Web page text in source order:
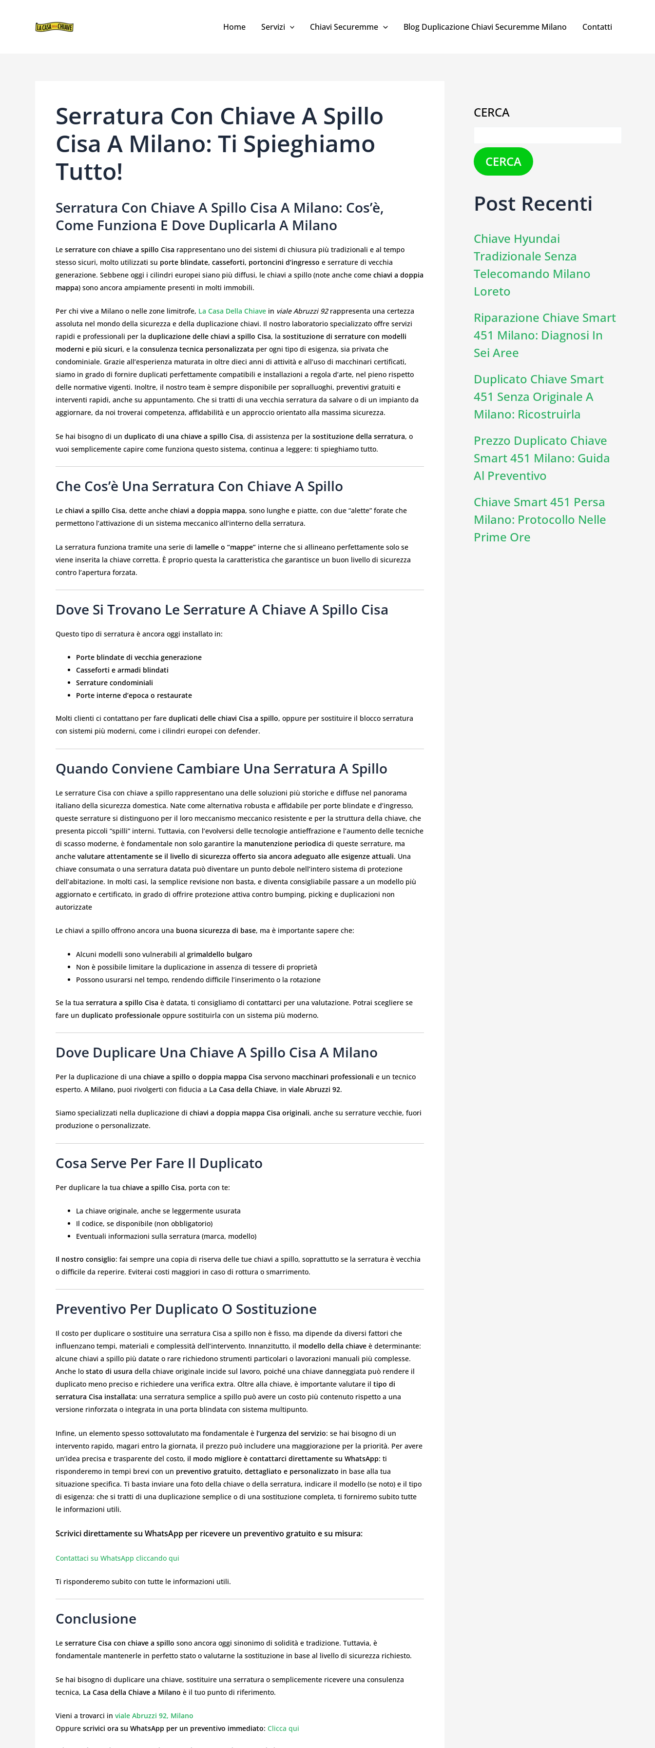
CONTENUTO
Home Servizi Chiavi Securemme Blog Duplicazione Chiavi Securemme Milano Contatti
Serratura Con Chiave A Spillo
Cisa A Milano: Ti Spieghiamo
Tutto!
Serratura Con Chiave A Spillo Cisa A Milano: Cos’è,
Come Funziona E Dove Duplicarla A Milano
Le serrature con chiave a spillo Cisa rappresentano uno dei sistemi di chiusura più tradizionali e al tempo
stesso sicuri, molto utilizzati su porte blindate, casseforti, portoncini d’ingresso e serrature di vecchia
generazione. Sebbene oggi i cilindri europei siano più diffusi, le chiavi a spillo (note anche come chiavi a doppia
mappa) sono ancora ampiamente presenti in molti immobili.
Per chi vive a Milano o nelle zone limitrofe, La Casa Della Chiave in viale Abruzzi 92rappresenta una certezza
assoluta nel mondo della sicurezza e della duplicazione chiavi. Il nostro laboratorio specializzato offre servizi
rapidi e professionali per la duplicazione delle chiavi a spillo Cisa, la sostituzione di serrature con modelli
moderni e più sicuri, e la consulenza tecnica personalizzata per ogni tipo di esigenza, sia privata che
condominiale. Grazie all’esperienza maturata in oltre dieci anni di attività e all’uso di macchinari certificati,
siamo in grado di fornire duplicati perfettamente compatibili e installazioni a regola d’arte, nel pieno rispetto
delle normative vigenti. Inoltre, il nostro team è sempre disponibile per sopralluoghi, preventivi gratuiti e
interventi rapidi, anche su appuntamento. Che si tratti di una vecchia serratura da salvare o di un impianto da
aggiornare, da noi troverai competenza, affidabilità e un approccio orientato alla massima sicurezza.
Se hai bisogno di un duplicato di una chiave a spillo Cisa, di assistenza per la sostituzione della serratura, o
vuoi semplicemente capire come funziona questo sistema, continua a leggere: ti spieghiamo tutto.
Che Cos’è Una Serratura Con Chiave A Spillo
Le chiavi a spillo Cisa, dette anche chiavi a doppia mappa, sono lunghe e piatte, con due “alette” forate che
permettono l’attivazione di un sistema meccanico all’interno della serratura.
La serratura funziona tramite una serie di lamelle o “mappe” interne che si allineano perfettamente solo se
viene inserita la chiave corretta. È proprio questa la caratteristica che garantisce un buon livello di sicurezza
contro l’apertura forzata.
Dove Si Trovano Le Serrature A Chiave A Spillo Cisa
Questo tipo di serratura è ancora oggi installato in:
Porte blindate di vecchia generazione
Casseforti e armadi blindati
Serrature condominiali
Porte interne d’epoca o restaurate
Molti clienti ci contattano per fare duplicati delle chiavi Cisa a spillo, oppure per sostituire il blocco serratura
con sistemi più moderni, come i cilindri europei con defender.
Quando Conviene Cambiare Una Serratura A Spillo
Le serrature Cisa con chiave a spillo rappresentano una delle soluzioni più storiche e diffuse nel panorama
italiano della sicurezza domestica. Nate come alternativa robusta e affidabile per porte blindate e d’ingresso,
queste serrature si distinguono per il loro meccanismo meccanico resistente e per la struttura della chiave, che
presenta piccoli “spilli” interni. Tuttavia, con l’evolversi delle tecnologie antieffrazione e l’aumento delle tecniche
di scasso moderne, è fondamentale non solo garantire la manutenzione periodica di queste serrature, ma
anche valutare attentamente se il livello di sicurezza offerto sia ancora adeguato alle esigenze attuali. Una
chiave consumata o una serratura datata può diventare un punto debole nell’intero sistema di protezione
dell’abitazione. In molti casi, la semplice revisione non basta, e diventa consigliabile passare a un modello più
aggiornato e certificato, in grado di offrire protezione attiva contro bumping, picking e duplicazioni non
autorizzate
Le chiavi a spillo offrono ancora una buona sicurezza di base, ma è importante sapere che:
Alcuni modelli sono vulnerabili al grimaldello bulgaro
Non è possibile limitare la duplicazione in assenza di tessere di proprietà
Possono usurarsi nel tempo, rendendo difficile l’inserimento o la rotazione
Se la tua serratura a spillo Cisa è datata, ti consigliamo di contattarci per una valutazione. Potrai scegliere se
fare un duplicato professionale oppure sostituirla con un sistema più moderno.
Dove Duplicare Una Chiave A Spillo Cisa A Milano
Per la duplicazione di una chiave a spillo o doppia mappa Cisa servono macchinari professionali e un tecnico
esperto. A Milano, puoi rivolgerti con fiducia a La Casa della Chiave, in viale Abruzzi 92.
Siamo specializzati nella duplicazione di chiavi a doppia mappa Cisa originali, anche su serrature vecchie, fuori
produzione o personalizzate.
Cosa Serve Per Fare Il Duplicato
Per duplicare la tua chiave a spillo Cisa, porta con te:
La chiave originale, anche se leggermente usurata
Il codice, se disponibile (non obbligatorio)
Eventuali informazioni sulla serratura (marca, modello)
Il nostro consiglio: fai sempre una copia di riserva delle tue chiavi a spillo, soprattutto se la serratura è vecchia
o difficile da reperire. Eviterai costi maggiori in caso di rottura o smarrimento.
Preventivo Per Duplicato O Sostituzione
Il costo per duplicare o sostituire una serratura Cisa a spillo non è fisso, ma dipende da diversi fattori che
influenzano tempi, materiali e complessità dell’intervento. Innanzitutto, il modello della chiave è determinante:
alcune chiavi a spillo più datate o rare richiedono strumenti particolari o lavorazioni manuali più complesse.
Anche lo stato di usura della chiave originale incide sul lavoro, poiché una chiave danneggiata può rendere il
duplicato meno preciso e richiedere una verifica extra. Oltre alla chiave, è importante valutare il tipo di
serratura Cisa installata: una serratura semplice a spillo può avere un costo più contenuto rispetto a una
versione rinforzata o integrata in una porta blindata con sistema multipunto.
Infine, un elemento spesso sottovalutato ma fondamentale è l’urgenza del servizio: se hai bisogno di un
intervento rapido, magari entro la giornata, il prezzo può includere una maggiorazione per la priorità. Per avere
un’idea precisa e trasparente del costo, il modo migliore è contattarci direttamente su WhatsApp: ti
risponderemo in tempi brevi con un preventivo gratuito, dettagliato e personalizzato in base alla tua
situazione specifica. Ti basta inviare una foto della chiave o della serratura, indicare il modello (se noto) e il tipo
di esigenza: che si tratti di una duplicazione semplice o di una sostituzione completa, ti forniremo subito tutte
le informazioni utili.
Scrivici direttamente su WhatsApp per ricevere un preventivo gratuito e su misura:
Contattaci su WhatsApp cliccando qui
Ti risponderemo subito con tutte le informazioni utili.
Conclusione
Le serrature Cisa con chiave a spillo sono ancora oggi sinonimo di solidità e tradizione. Tuttavia, è
fondamentale mantenerle in perfetto stato o valutarne la sostituzione in base al livello di sicurezza richiesto.
Se hai bisogno di duplicare una chiave, sostituire una serratura o semplicemente ricevere una consulenza
tecnica, La Casa della Chiave a Milano è il tuo punto di riferimento.
Vieni a trovarci in viale Abruzzi 92, Milano
Oppure scrivici ora su WhatsApp per un preventivo immediato: Clicca qui
CERCA
CERCA
Post Recenti
Chiave Hyundai
Tradizionale Senza
Telecomando Milano
Loreto
Riparazione Chiave Smart
451 Milano: Diagnosi In
Sei Aree
Duplicato Chiave Smart
451 Senza Originale A
Milano: Ricostruirla
Prezzo Duplicato Chiave
Smart 451 Milano: Guida
Al Preventivo
Chiave Smart 451 Persa
Milano: Protocollo Nelle
Prime Ore